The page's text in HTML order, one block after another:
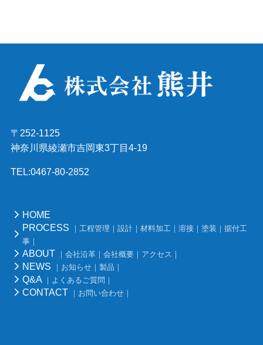
〒252-1125
神奈川県綾瀬市吉岡東3丁目4-19
TEL:0467-80-2852
HOME
PROCESS
｜工程管理｜設計｜材料加工｜溶接｜塗装｜据付工
事｜
ABOUT ｜会社沿革｜会社概要｜アクセス｜
NEWS ｜お知らせ｜製品｜
Q&A ｜よくあるご質問｜
CONTACT ｜お問い合わせ｜